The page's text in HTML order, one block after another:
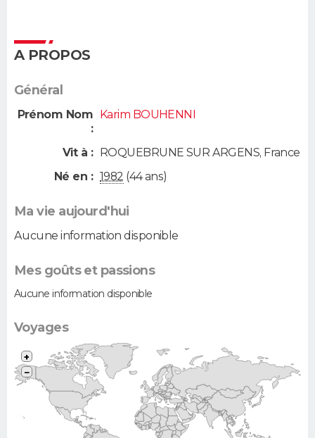
A PROPOS
Général
Prénom Nom
:
Karim BOUHENNI
Vit à : ROQUEBRUNE SUR ARGENS, France
Né en : 1982 (44 ans)
Ma vie aujourd'hui
Aucune information disponible
Mes goûts et passions
Aucune information disponible
Voyages
+
−